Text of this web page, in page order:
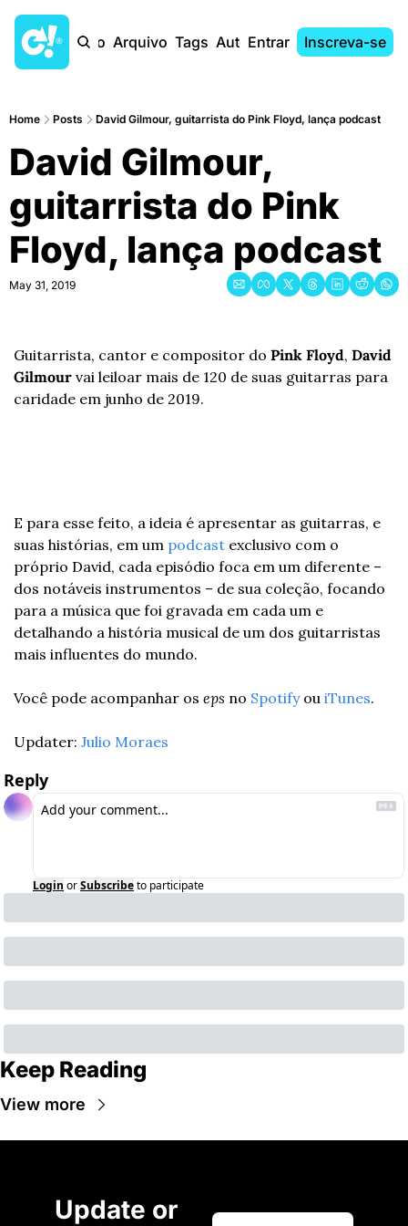
Início Arquivo Tags AutoresEntrar Inscreva-se
Home Posts David Gilmour, guitarrista do Pink Floyd, lança podcast
David Gilmour,
guitarrista do Pink
Floyd, lança podcast
May 31, 2019
Guitarrista, cantor e compositor do Pink Floyd, David
Gilmour vai leiloar mais de 120 de suas guitarras para
caridade em junho de 2019.
E para esse feito, a ideia é apresentar as guitarras, e
suas histórias, em um podcast exclusivo com o
próprio David, cada episódio foca em um diferente –
dos notáveis instrumentos – de sua coleção, focando
para a música que foi gravada em cada um e
detalhando a história musical de um dos guitarristas
mais influentes do mundo.
Você pode acompanhar os eps no Spotify ou iTunes.
Updater: Julio Moraes
Reply
Login orSubscribeto participate
Keep Reading
View more
Update or